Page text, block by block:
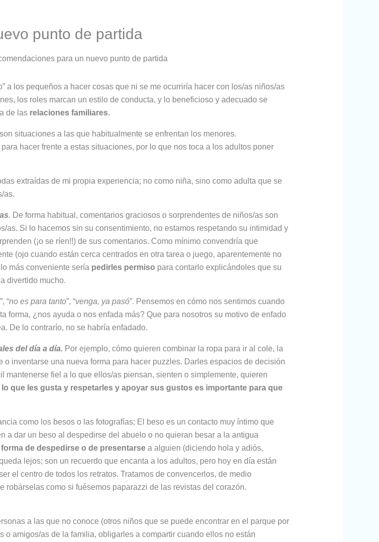
punto de partida
para un nuevo punto de partida
a los pequeños a hacer cosas que ni se me ocurriría hacer con los/as niños/as
los roles marcan un estilo de conducta, y lo beneficioso y adecuado se
de las relaciones familiares.
situaciones a las que habitualmente se enfrentan los menores.
hacer frente a estas situaciones, por lo que nos toca a los adultos poner
extraídas de mi propia experiencia; no como niña, sino como adulta que se
as.
. De forma habitual, comentarios graciosos o sorprendentes de niños/as son
Si lo hacemos sin su consentimiento, no estamos respetando su intimidad y
(¡o se ríen!!) de sus comentarios. Como mínimo convendría que
(ojo cuando están cerca centrados en otra tarea o juego, aparentemente no
más conveniente sería pedirles permiso para contarlo explicándoles que su
divertido mucho.
”, “no es para tanto”, “venga, ya pasó”. Pensemos en cómo nos sentimos cuando
forma, ¿nos ayuda o nos enfada más? Que para nosotros su motivo de enfado
De lo contrarío, no se habría enfadado.
del día a día. Por ejemplo, cómo quieren combinar la ropa para ir al cole, la
inventarse una nueva forma para hacer puzzles. Darles espacios de decisión
mantenerse fiel a lo que ellos/as piensan, sienten o simplemente, quieren
que les gusta y respetarles y apoyar sus gustos es importante para que
como los besos o las fotografías; El beso es un contacto muy íntimo que
a dar un beso al despedirse del abuelo o no quieran besar a la antigua
de despedirse o de presentarsea alguien (diciendo hola y adiós,
lejos; son un recuerdo que encanta a los adultos, pero hoy en día están
el centro de todos los retratos. Tratamos de convencerlos, de medio
como si fuésemos paparazzi de las revistas del corazón.
a las que no conoce (otros niños que se puede encontrar en el parque por
o amigos/as de la familia, obligarles a compartir cuando ellos no están